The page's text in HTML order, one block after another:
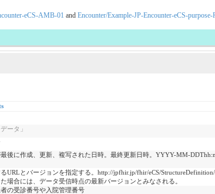
eCS-AMB-01 and Encounter/Example-JP-Encounter-eCS-purpose-
ータ」
後に作成、更新、複写された日時。最終更新日時。YYYY-MM-
URLとバージョンを指定する。http://jpfhir.jp/fhir/eCS/StructureDefinition/
場合には、データ受信時点の最新バージョンとみなされる。
の受診番号や入院管理番号